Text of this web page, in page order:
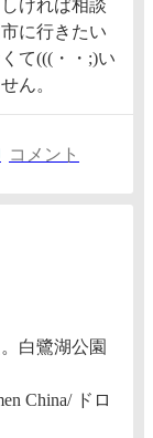
ければ相談
に行きたい
て(((・・;)い
ん。
コメント
白鷺湖公園
China/ ドロ